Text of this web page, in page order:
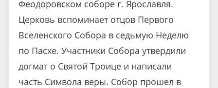
Феодоровском соборе г. Ярославля.
Церковь вспоминает отцов Первого
Вселенского Собора в седьмую Неделю
по Пасхе. Участники Собора утвердили
догмат о Святой Троице и написали
часть Символа веры. Собор прошел в